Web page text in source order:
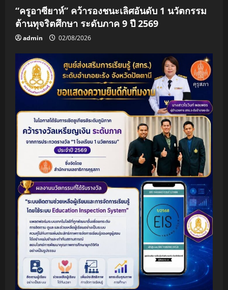
“ครูอาซียาห์” คว้ารองชนะเลิศอันดับ 1 นวัตกรรม
ต้านทุจริตศึกษา ระดับภาค 9 ปี 2569
admin 02/08/2026